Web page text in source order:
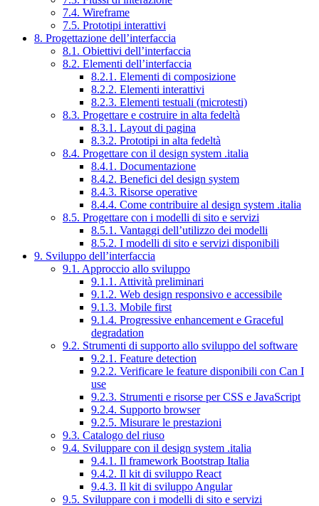
7.4. Wireframe
7.5. Prototipi interattivi
8. Progettazione dell’interfaccia
8.1. Obiettivi dell’interfaccia
8.2. Elementi dell’interfaccia
8.2.1. Elementi di composizione
8.2.2. Elementi interattivi
8.2.3. Elementi testuali (microtesti)
8.3. Progettare e costruire in alta fedeltà
8.3.1. Layout di pagina
8.3.2. Prototipi in alta fedeltà
8.4. Progettare con il design system .italia
8.4.1. Documentazione
8.4.2. Benefici del design system
8.4.3. Risorse operative
8.4.4. Come contribuire al design system .italia
8.5. Progettare con i modelli di sito e servizi
8.5.1. Vantaggi dell’utilizzo dei modelli
8.5.2. I modelli di sito e servizi disponibili
9. Sviluppo dell’interfaccia
9.1. Approccio allo sviluppo
9.1.1. Attività preliminari
9.1.2. Web design responsivo e accessibile
9.1.3. Mobile first
9.1.4. Progressive enhancement e Graceful
degradation
9.2. Strumenti di supporto allo sviluppo del software
9.2.1. Feature detection
9.2.2. Verificare le feature disponibili con Can I
use
9.2.3. Strumenti e risorse per CSS e JavaScript
9.2.4. Supporto browser
9.2.5. Misurare le prestazioni
9.3. Catalogo del riuso
9.4. Sviluppare con il design system .italia
9.4.1. Il framework Bootstrap Italia
9.4.2. Il kit di sviluppo React
9.4.3. Il kit di sviluppo Angular
9.5. Sviluppare con i modelli di sito e servizi